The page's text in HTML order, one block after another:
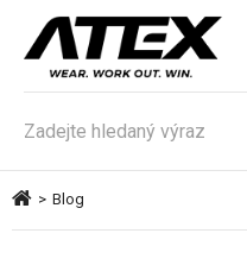
> Blog